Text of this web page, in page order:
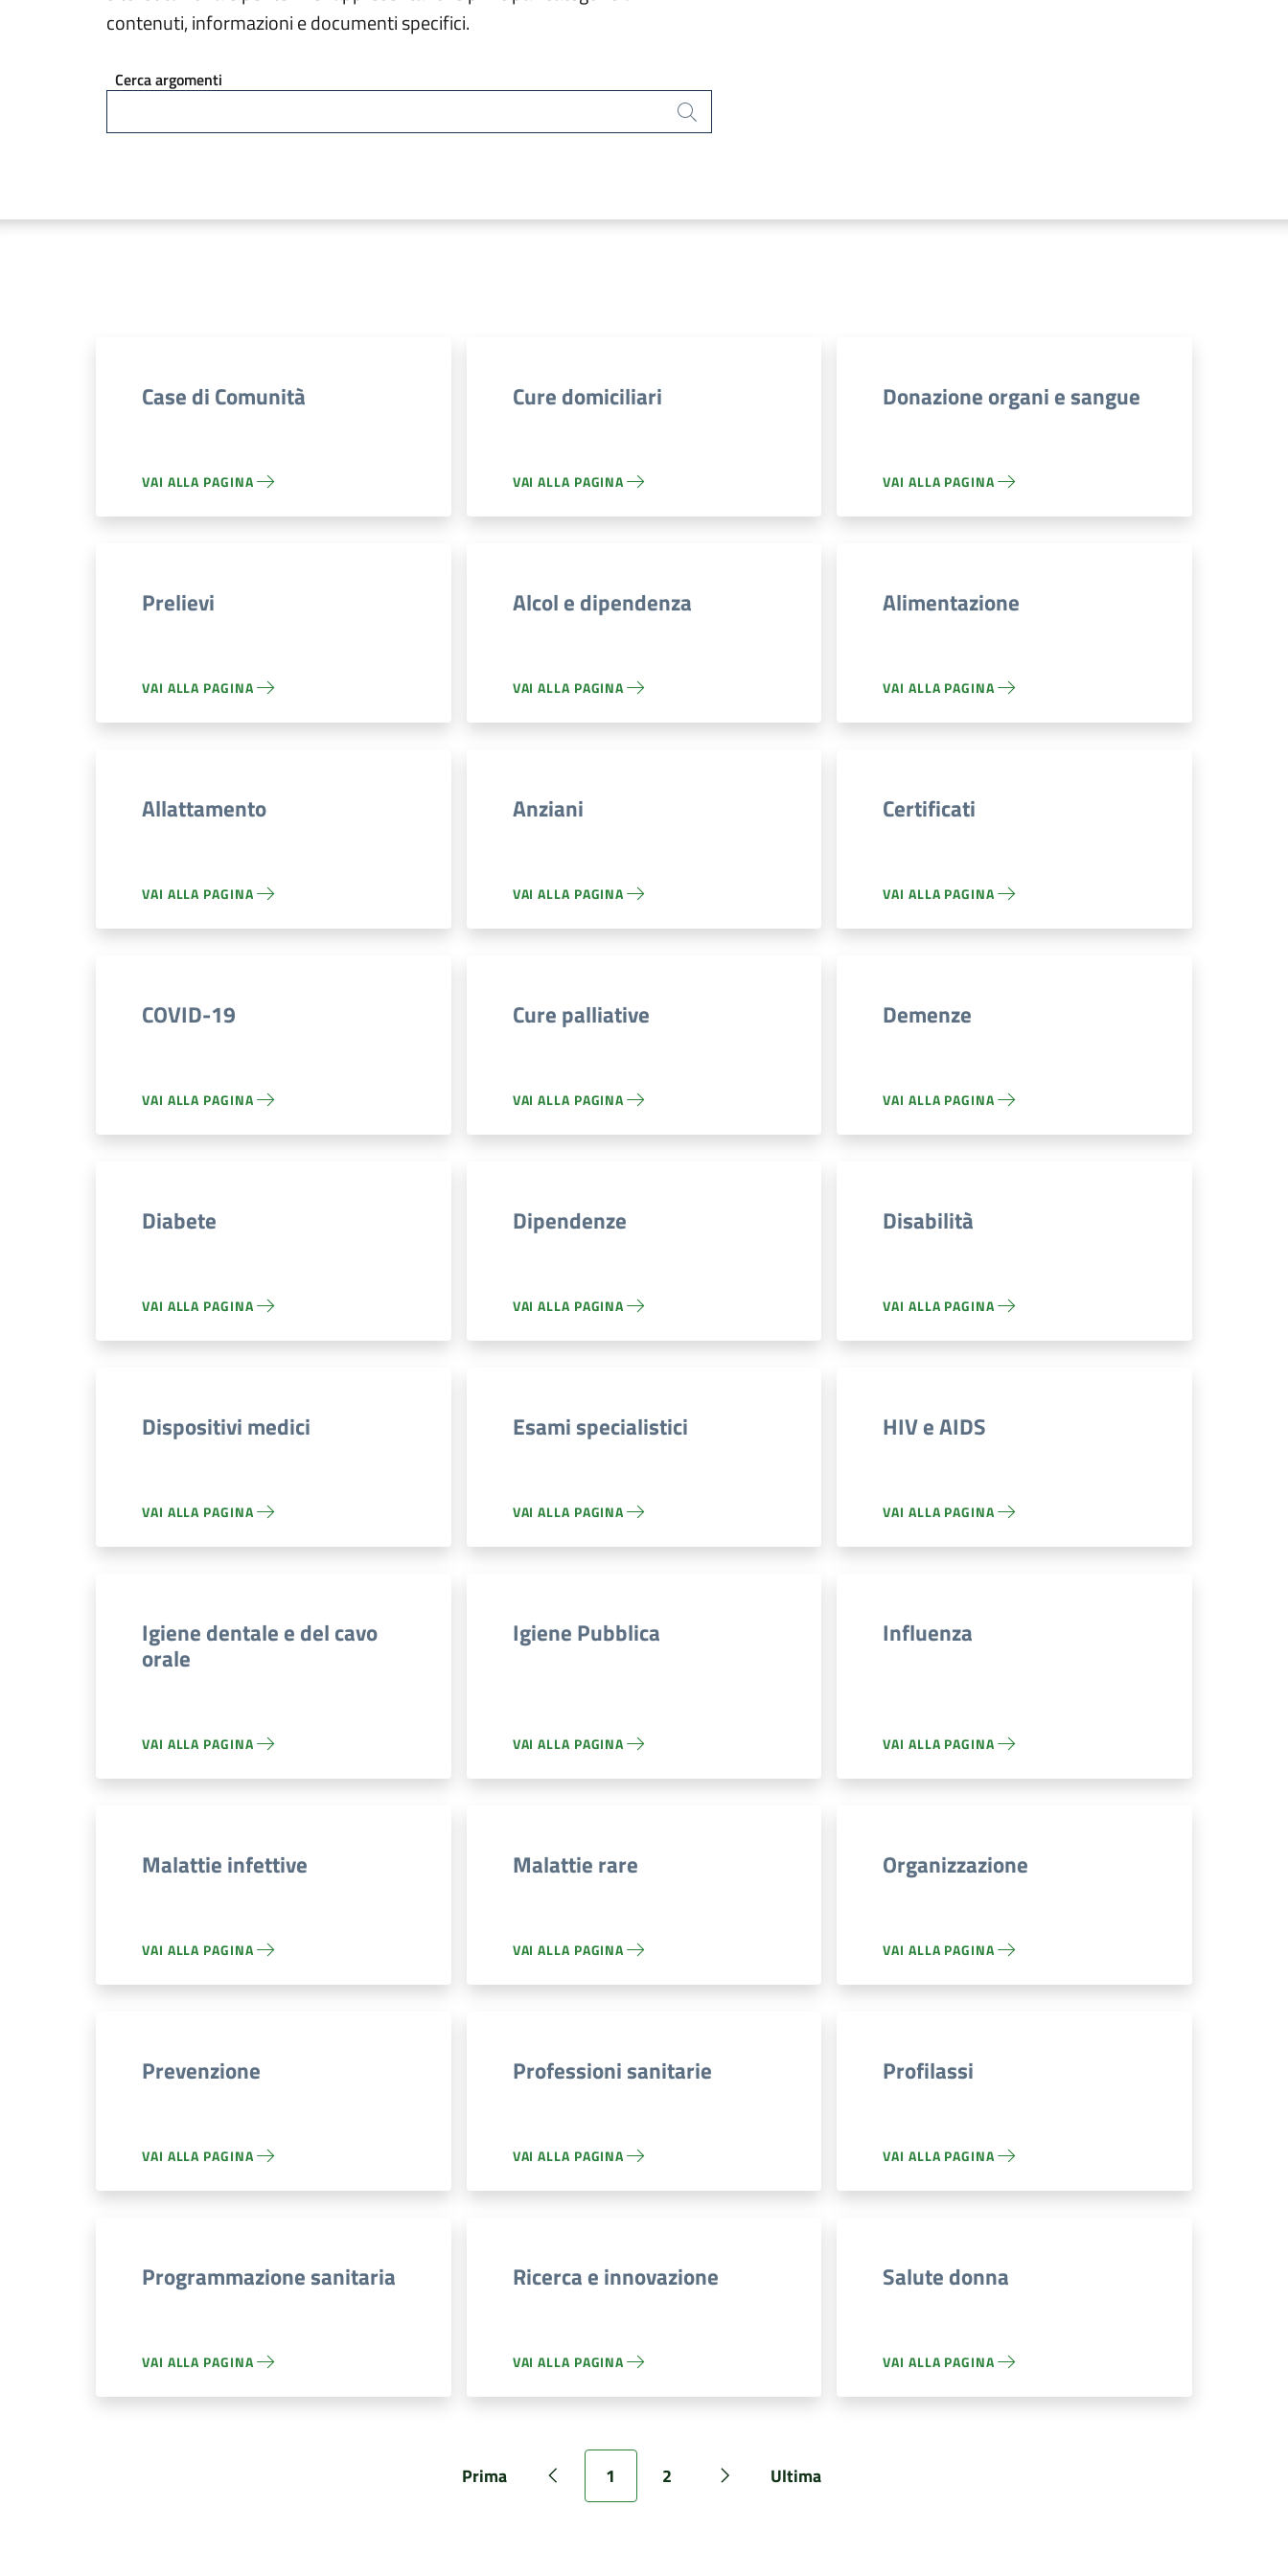
contenuti, informazioni e documenti specifici.
Cerca argomenti
Cerca
Case di Comunità
VAI ALLA PAGINA
Cure domiciliari
VAI ALLA PAGINA
Donazione organi e sangue
VAI ALLA PAGINA
Prelievi
VAI ALLA PAGINA
Alcol e dipendenza
VAI ALLA PAGINA
Alimentazione
VAI ALLA PAGINA
Allattamento
VAI ALLA PAGINA
Anziani
VAI ALLA PAGINA
Certificati
VAI ALLA PAGINA
COVID-19
VAI ALLA PAGINA
Cure palliative
VAI ALLA PAGINA
Demenze
VAI ALLA PAGINA
Diabete
VAI ALLA PAGINA
Dipendenze
VAI ALLA PAGINA
Disabilità
VAI ALLA PAGINA
Dispositivi medici
VAI ALLA PAGINA
Esami specialistici
VAI ALLA PAGINA
HIV e AIDS
VAI ALLA PAGINA
Igiene dentale e del cavo
orale
VAI ALLA PAGINA
Igiene Pubblica
VAI ALLA PAGINA
Influenza
VAI ALLA PAGINA
Malattie infettive
VAI ALLA PAGINA
Malattie rare
VAI ALLA PAGINA
Organizzazione
VAI ALLA PAGINA
Prevenzione
VAI ALLA PAGINA
Professioni sanitarie
VAI ALLA PAGINA
Profilassi
VAI ALLA PAGINA
Programmazione sanitaria
VAI ALLA PAGINA
Ricerca e innovazione
VAI ALLA PAGINA
Salute donna
VAI ALLA PAGINA
Pagina
Prima
Pagina precedente
Pagina
1
Pagina
2
Pagina successiva
Pagina
Ultima